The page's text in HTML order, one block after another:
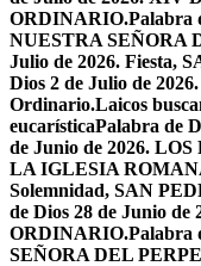
ORDINARIO.Palabra
NUESTRA SEÑORA
Julio de 2026. Fiesta,
Dios 2 de Julio de
Ordinario.Laicos
eucarísticaPalabra de
de Junio de 2026.
LA IGLESIA
Solemnidad, SAN
de Dios 28 de Junio
ORDINARIO.Palabra
SEÑORA DEL